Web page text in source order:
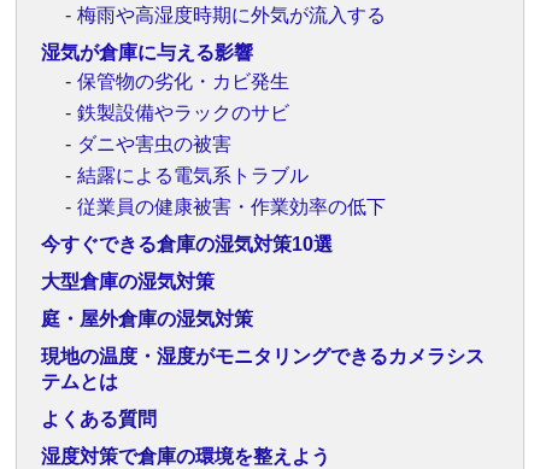
梅雨や高湿度時期に外気が流入する
湿気が倉庫に与える影響
保管物の劣化・カビ発生
鉄製設備やラックのサビ
ダニや害虫の被害
結露による電気系トラブル
従業員の健康被害・作業効率の低下
今すぐできる倉庫の湿気対策10選
大型倉庫の湿気対策
庭・屋外倉庫の湿気対策
現地の温度・湿度がモニタリングできるカメラシス
テムとは
よくある質問
湿度対策で倉庫の環境を整えよう